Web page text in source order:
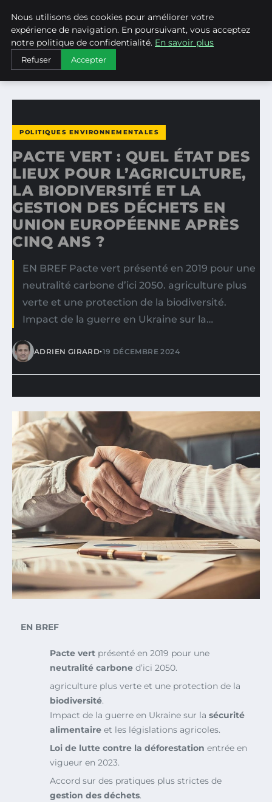
WEARECLIMATECONTROL
ACCUEIL
POLITIQUES ENVIRONNEMENTALES
PACTE VERT : QUEL ÉTAT DES LIEUX POUR L’AGRICULTURE…
POLITIQUES ENVIRONNEMENTALES
PACTE VERT : QUEL ÉTAT DES
LIEUX POUR L’AGRICULTURE,
LA BIODIVERSITÉ ET LA
GESTION DES DÉCHETS EN
UNION EUROPÉENNE APRÈS
CINQ ANS ?
EN BREF Pacte vert présenté en 2019 pour une
neutralité carbone d’ici 2050. agriculture plus
verte et une protection de la biodiversité.
Impact de la guerre en Ukraine sur la…
ADRIEN GIRARD•19 DÉCEMBRE 2024
EN BREF
Pacte vert présenté en 2019 pour une
neutralité carbone d’ici 2050.
agriculture plus verte et une protection de la
biodiversité.
Impact de la guerre en Ukraine sur la sécurité
alimentaire et les législations agricoles.
Loi de lutte contre la déforestation entrée en
vigueur en 2023.
Accord sur des pratiques plus strictes de
gestion des déchets.
Nous utilisons des cookies pour améliorer votre
expérience de navigation. En poursuivant, vous acceptez
notre politique de confidentialité. En savoir plus
Refuser Accepter